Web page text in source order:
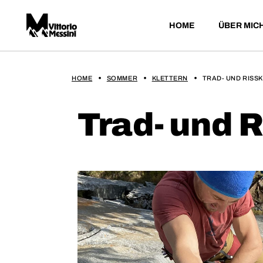
HOME ÜBER
HOME SOMMER KLETTERN TRAD- UND
Trad- und